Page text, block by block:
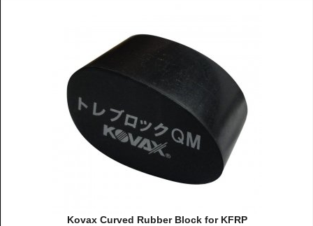
Kovax Curved Rubber Block for KFRP